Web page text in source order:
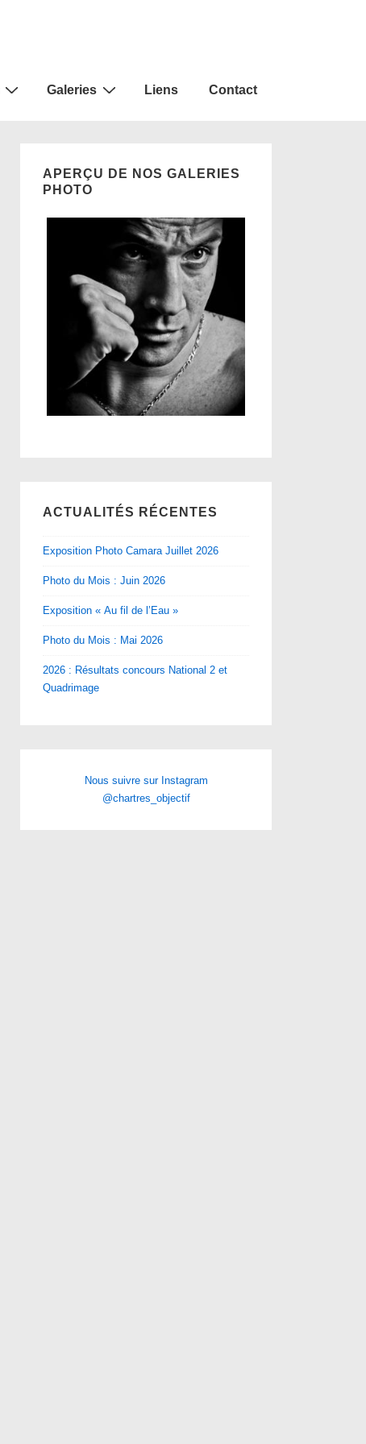
Galeries Liens Contact
APERÇU DE NOS GALERIES
PHOTO
ACTUALITÉS RÉCENTES
Exposition Photo Camara Juillet 2026
Photo du Mois : Juin 2026
Exposition « Au fil de l’Eau »
Photo du Mois : Mai 2026
2026 : Résultats concours National 2 et
Quadrimage
Nous suivre sur Instagram
@chartres_objectif